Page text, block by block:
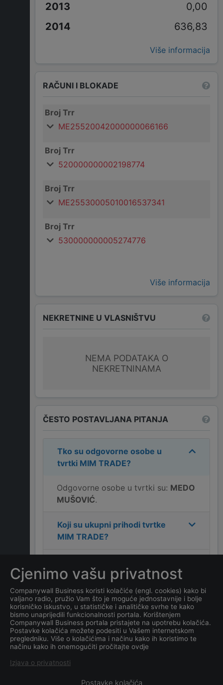
0,00
636,83
Više informacija
RAČUNI I BLOKADE
Broj Trr
ME25520042000000066166
Broj Trr
520000000002198774
Broj Trr
ME25530005010016537341
Broj Trr
530000000005274776
Više informacija
NEKRETNINE U VLASNIŠTVU
NEMA PODATAKA O
NEKRETNINAMA
ČESTO POSTAVLJANA PITANJA
Tko su odgovorne osobe u
tvrtki MIM TRADE?
Odgovorne osobe u tvrtki su: MEDO
MUŠOVIĆ.
Koji su ukupni prihodi tvrtke
MIM TRADE?
TRADE?
Koliko ima zaposlenih
kompanijaMIM TRADE?
Koji je datum osnivanja
tvrtkeMIM TRADE ?
Cjenimo vašu privatnost
Companywall Business koristi kolačiće (engl. cookies) kako bi
valjano radio, pružio Vam što je moguće jednostavnije i bolje
korisničko iskustvo, u statističke i analitičke svrhe te kako
bismo unaprijedili funkcionalnosti portala. Korištenjem
Companywall Business portala pristajete na upotrebu kolačića.
Postavke kolačića možete podesiti u Vašem internetskom
pregledniku. Više o kolačićima i načinu kako ih koristimo te
načinu kako ih onemogućiti pročitajte ovdje
Izjava o privatnosti
Postavke kolačića